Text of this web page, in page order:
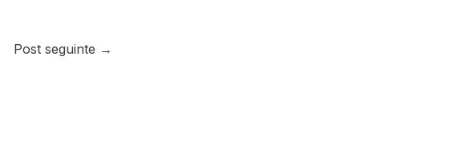
Post seguinte →